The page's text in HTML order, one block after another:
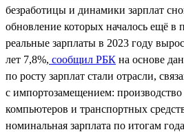
безработицы и динамики зарплат
обновление которых началось ещё в
реальные зарплаты в 2023 году
лет 7,8%, сообщил РБК на основе
по росту зарплат стали отрасли,
с импортозамещением: производство
компьютеров и транспортных
номинальная зарплата по итогам